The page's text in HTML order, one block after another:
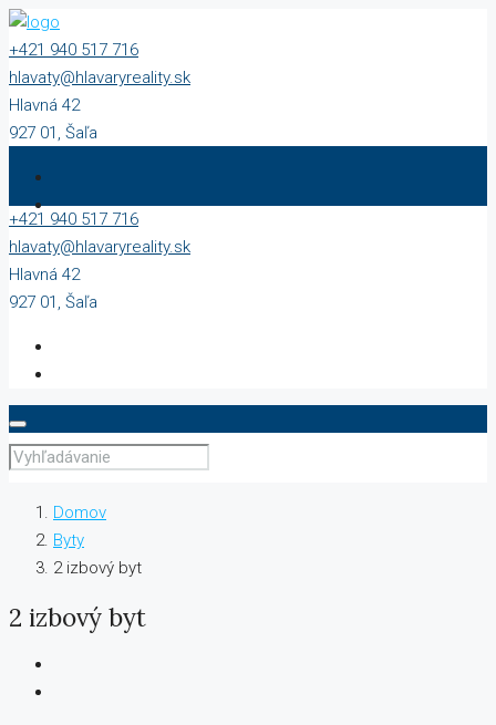
+421 940 517 716
hlavaty@hlavaryreality.sk
Hlavná 42
927 01, Šaľa
+421 940 517 716
hlavaty@hlavaryreality.sk
Hlavná 42
927 01, Šaľa
Domov
Byty
2 izbový byt
2 izbový byt